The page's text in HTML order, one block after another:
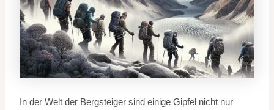
In der Welt der Bergsteiger sind einige Gipfel nicht nur